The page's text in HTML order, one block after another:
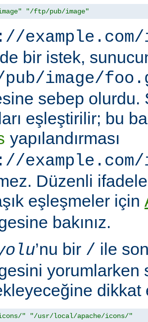
"/ftp/pub/image"
bir istek,
image/
sebep olurdu.
eşleştirilir; bu
yapılandırması
Düzenli
eşleşmeler için
bakınız.
’nu bir / ile
yorumlarken
dikkat
" "/usr/local/apache/icons/"